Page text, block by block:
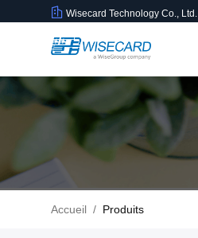
Wisecard Technology Co., Ltd.
Accueil / Produits